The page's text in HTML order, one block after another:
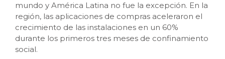
mundo y América Latina no fue la excepción. En la
región, las aplicaciones de compras aceleraron el
crecimiento de las instalaciones en un 60%
durante los primeros tres meses de confinamiento
social.